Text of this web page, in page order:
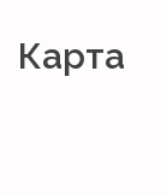
Карта